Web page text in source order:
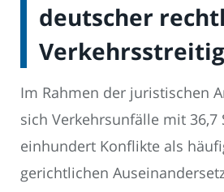
deutscher
Im Rahmen der juristischen
sich Verkehrsunfälle mit
einhundert Konflikte als
gerichtlichen